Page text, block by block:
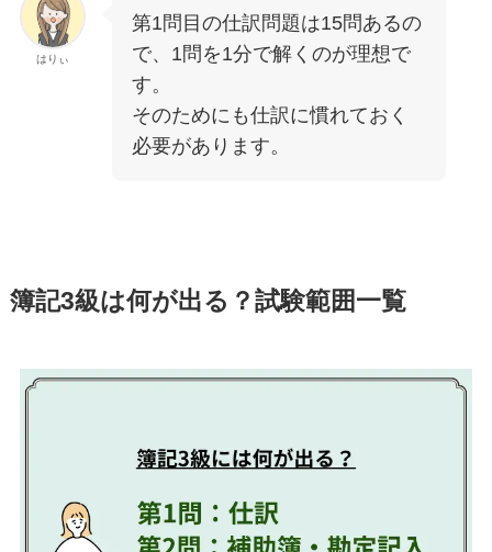
はりぃ
第1問目の仕訳問題は15問あるの
で、1問を1分で解くのが理想で
す。
そのためにも仕訳に慣れておく
必要があります。
簿記3級は何が出る？試験範囲一覧